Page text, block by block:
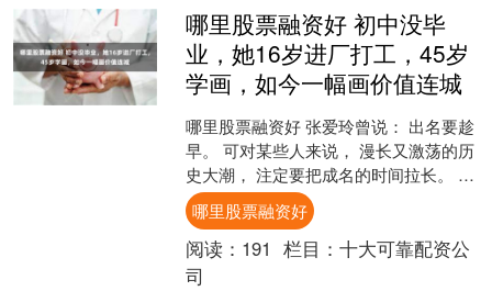
哪里股票融资好 初中没毕
业，她16岁进厂打工，45岁
学画，如今一幅画价值连城
哪里股票融资好 张爱玲曾说： 出名要趁
早。 可对某些人来说， 漫长又激荡的历
史大潮， 注定要把成名的时间拉长。 经
历了半个世纪的沧桑岁月， 64岁的她才
凭借自己....
哪里股票融资好
阅读： 191 栏目： 十大可靠配资公
司